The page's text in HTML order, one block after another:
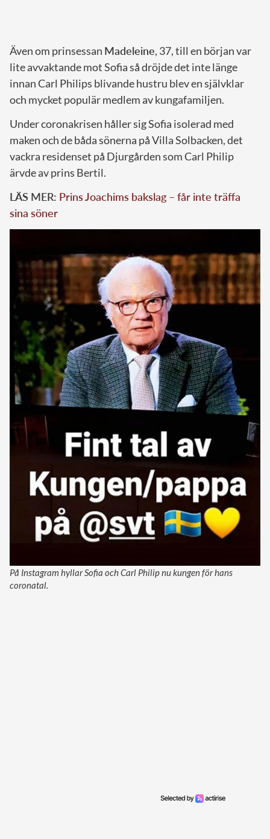
Även om prinsessan Madeleine, 37, till en början var
lite avvaktande mot Sofia så dröjde det inte länge
innan Carl Philips blivande hustru blev en självklar
och mycket populär medlem av kungafamiljen.
Under coronakrisen håller sig Sofia isolerad med
maken och de båda sönerna på Villa Solbacken, det
vackra residenset på Djurgården som Carl Philip
ärvde av prins Bertil.
LÄS MER: Prins Joachims bakslag – får inte träffa
sina söner
På Instagram hyllar Sofia och Carl Philip nu kungen för hans
coronatal.